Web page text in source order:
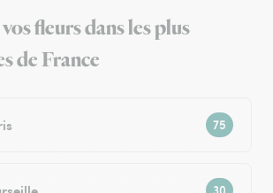
fleurs dans les plus
de France